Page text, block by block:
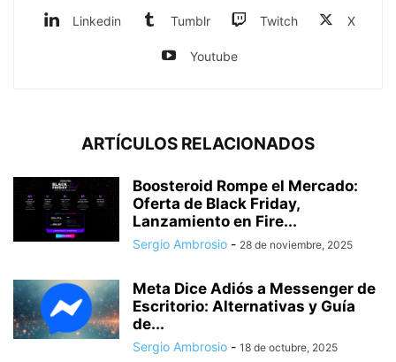
Linkedin Tumblr Twitch X
Youtube
ARTÍCULOS RELACIONADOS
Boosteroid Rompe el Mercado:
Oferta de Black Friday,
Lanzamiento en Fire...
Sergio Ambrosio - 28 de noviembre, 2025
Meta Dice Adiós a Messenger de
Escritorio: Alternativas y Guía
de...
Sergio Ambrosio - 18 de octubre, 2025